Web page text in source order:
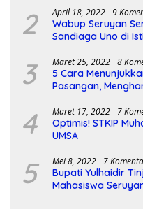
2 April 18, 2022 9
Wabup Seruyan
Sandiaga Uno di
3 Maret 25, 2022 8
5 Cara
Pasangan,
4 Maret 17, 2022 7
Optimis! STKIP
UMSA
5 Mei 8, 2022 7
Bupati Yulhaidir
Mahasiswa